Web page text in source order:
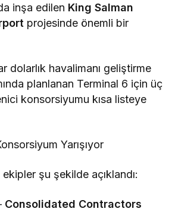
inşa edilen King Salman
projesinde önemli bir
dolarlık havalimanı geliştirme
planlanan Terminal 6 için üç
konsorsiyumu kısa listeye
Yarışıyor
şu şekilde açıklandı:
Consolidated Contractors